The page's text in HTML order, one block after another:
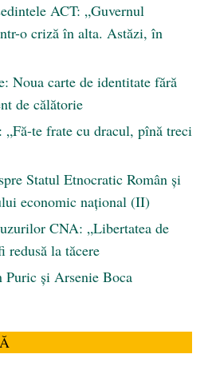
ACT: „Guvernul
o criză în alta. Astăzi, în
Noua carte de identitate fără
de călătorie
te frate cu dracul, pînă treci
Statul Etnocratic Român şi
economic naţional (II)
CNA: „Libertatea de
redusă la tăcere
Puric şi Arsenie Boca